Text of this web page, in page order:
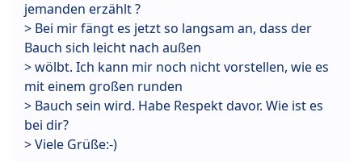
jemanden erzählt ?
> Bei mir fängt es jetzt so langsam an, dass der
Bauch sich leicht nach außen
> wölbt. Ich kann mir noch nicht vorstellen, wie es
mit einem großen runden
> Bauch sein wird. Habe Respekt davor. Wie ist es
bei dir?
> Viele Grüße:-)